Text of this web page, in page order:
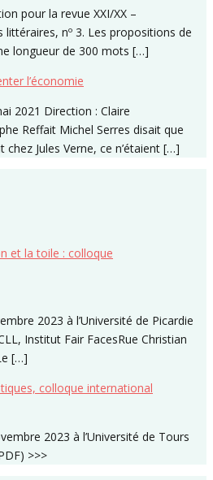
pour la revue XXI/XX –
littéraires, nº 3. Les propositions de
longueur de 300 mots […]
l’économie
2021 Direction : Claire
Reffait Michel Serres disait que
chez Jules Verne, ce n’étaient […]
et la toile : colloque
2023 à l’Université de Picardie
Institut Fair FacesRue Christian
[…]
colloque international
2023 à l’Université de Tours
>>>